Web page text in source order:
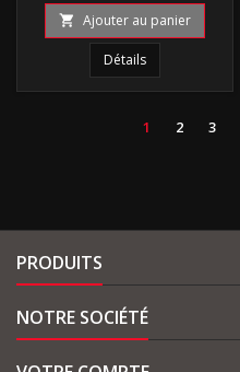
 Ajouter au panier
Détails
1 2 3
PRODUITS
NOTRE SOCIÉTÉ